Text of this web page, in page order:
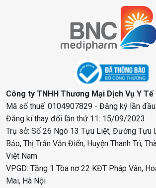
Công ty TNHH Thương Mại Dịch Vụ Y Tế
Mã số thuế: 0104907829 - Đăng ký lần
Đăng kí thay đổi lần thứ 11: 15/09/2023
Trụ sở: Số 26 Ngõ 13 Tựu Liệt, Đường Tựu
Bảo, Thị Trấn Văn Điển, Huyện Thanh Trì,
Việt Nam
VPGD: Tầng 1 Tòa nơ 22 KĐT Pháp Vân,
Mai, Hà Nội